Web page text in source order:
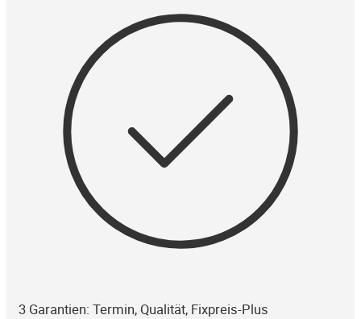
3 Garantien: Termin, Qualität, Fixpreis-Plus